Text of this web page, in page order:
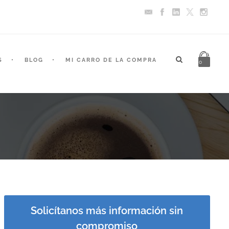
BLOG MI CARRO DE LA COMPRA 0
Solicítanos más información sin
compromiso